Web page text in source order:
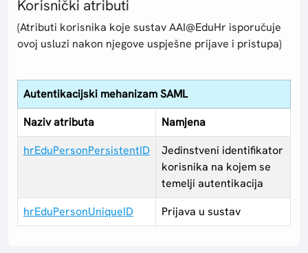
Korisnički atributi
(Atributi korisnika koje sustav AAI@EduHr isporučuje
ovoj usluzi nakon njegove uspješne prijave i pristupa)
Autentikacijski mehanizam SAML
Naziv atributa
Namjena
hrEduPersonPersistentID
Jedinstveni identifikator
korisnika na kojem se
temelji autentikacija
hrEduPersonUniqueID
Prijava u sustav